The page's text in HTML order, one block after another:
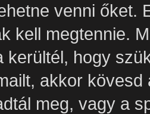
venni őket.
kell megtennie.
kerültél, hogy
akkor
meg, vagy a